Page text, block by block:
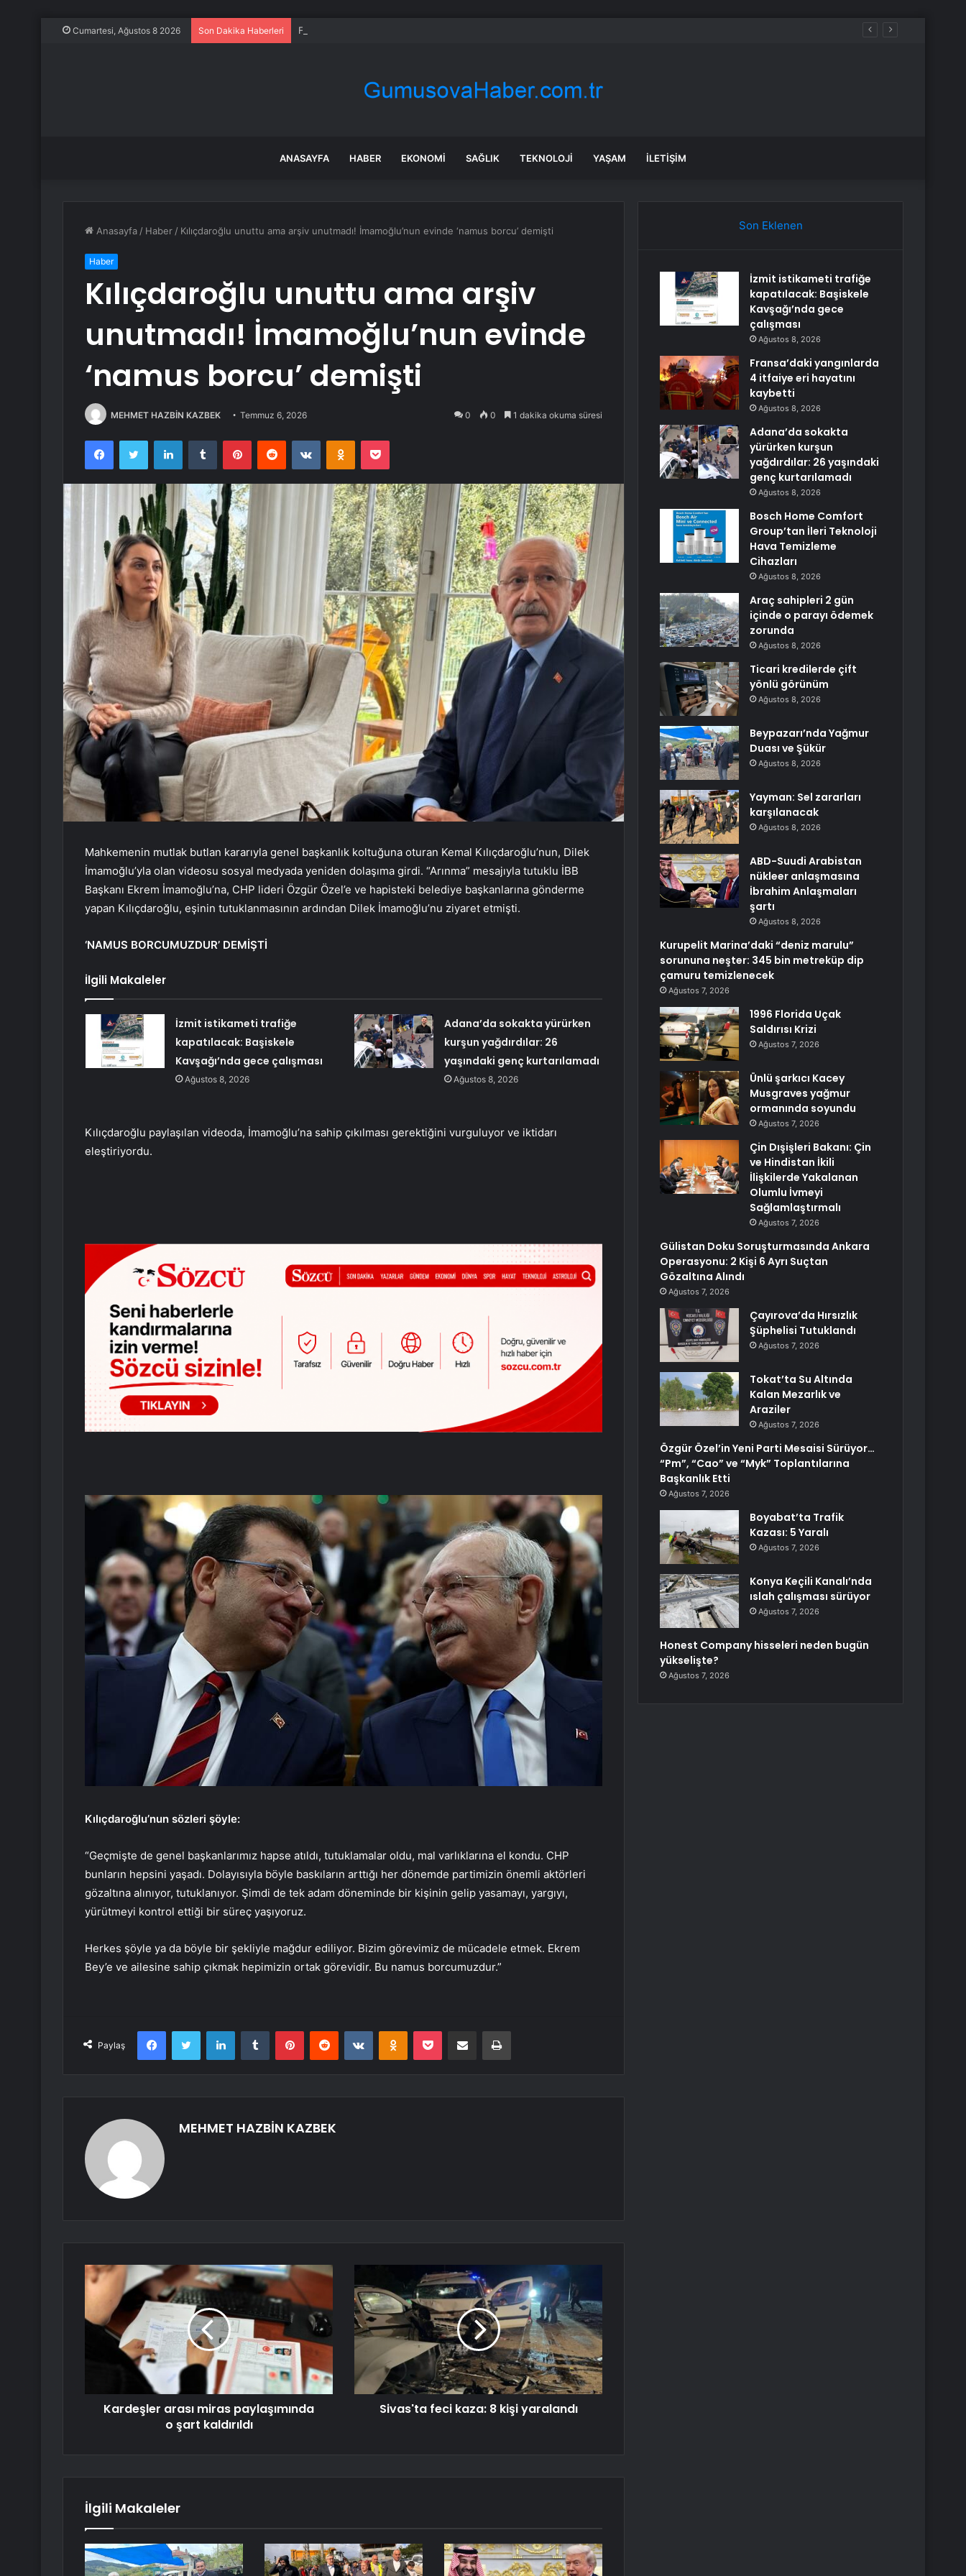
Cumartesi, Ağustos 8 2026 Son Dakika Haberleri Fransa’daki yangınlarda 4 itfaiye eri hayatını kaybetti
ANASAYFA HABER EKONOMI SAĞLIK TEKNOLOJI YAŞAM İLETIŞIM
Anasayfa / Haber / Kılıçdaroğlu unuttu ama arşiv unutmadı! İmamoğlu’nun evinde ‘namus borcu’ demişti
Haber
Kılıçdaroğlu unuttu ama arşiv
unutmadı! İmamoğlu’nun evinde
‘namus borcu’ demişti
MEHMET HAZBİN KAZBEK Temmuz 6, 2026 0 0 1 dakika okuma süresi
FacebookTwitter LinkedInTumblr PinterestReddit VKontakteOdnoklassniki
Pocket
Mahkemenin mutlak butlan kararıyla genel başkanlık koltuğuna oturan Kemal Kılıçdaroğlu’nun, Dilek
İmamoğlu’yla olan videosu sosyal medyada yeniden dolaşıma girdi. “Arınma” mesajıyla tutuklu İBB
Başkanı Ekrem İmamoğlu’na, CHP lideri Özgür Özel’e ve hapisteki belediye başkanlarına gönderme
yapan Kılıçdaroğlu, eşinin tutuklanmasının ardından Dilek İmamoğlu’nu ziyaret etmişti.
‘NAMUS BORCUMUZDUR’ DEMİŞTİ
İlgili Makaleler
İzmit istikameti trafiğe
kapatılacak: Başiskele
Kavşağı’nda gece çalışması
Ağustos 8, 2026
Adana’da sokakta yürürken
kurşun yağdırdılar: 26
yaşındaki genç kurtarılamadı
Ağustos 8, 2026
Kılıçdaroğlu paylaşılan videoda, İmamoğlu’na sahip çıkılması gerektiğini vurguluyor ve iktidarı
eleştiriyordu.
Kılıçdaroğlu’nun sözleri şöyle:
“Geçmişte de genel başkanlarımız hapse atıldı, tutuklamalar oldu, mal varlıklarına el kondu. CHP
bunların hepsini yaşadı. Dolayısıyla böyle baskıların arttığı her dönemde partimizin önemli aktörleri
gözaltına alınıyor, tutuklanıyor. Şimdi de tek adam döneminde bir kişinin gelip yasamayı, yargıyı,
yürütmeyi kontrol ettiği bir süreç yaşıyoruz.
Herkes şöyle ya da böyle bir şekliyle mağdur ediliyor. Bizim görevimiz de mücadele etmek. Ekrem
Bey’e ve ailesine sahip çıkmak hepimizin ortak görevidir. Bu namus borcumuzdur.”
Paylaş
FacebookTwitter LinkedInTumblr PinterestReddit VKontakteOdnoklassniki
Pocket E-Posta ile paylaş Yazdır
MEHMET HAZBİN KAZBEK
Kardeşler arası miras paylaşımında
o şart kaldırıldı
Sivas'ta feci kaza: 8 kişi yaralandı
İlgili Makaleler
Son Eklenen
İzmit istikameti trafiğe
kapatılacak: Başiskele
Kavşağı’nda gece
çalışması
Ağustos 8, 2026
Fransa’daki yangınlarda
4 itfaiye eri hayatını
kaybetti
Ağustos 8, 2026
Adana’da sokakta
yürürken kurşun
yağdırdılar: 26 yaşındaki
genç kurtarılamadı
Ağustos 8, 2026
Bosch Home Comfort
Group’tan İleri Teknoloji
Hava Temizleme
Cihazları
Ağustos 8, 2026
Araç sahipleri 2 gün
içinde o parayı ödemek
zorunda
Ağustos 8, 2026
Ticari kredilerde çift
yönlü görünüm
Ağustos 8, 2026
Beypazarı’nda Yağmur
Duası ve Şükür
Ağustos 8, 2026
Yayman: Sel zararları
karşılanacak
Ağustos 8, 2026
ABD-Suudi Arabistan
nükleer anlaşmasına
İbrahim Anlaşmaları
şartı
Ağustos 8, 2026
Kurupelit Marina’daki “deniz marulu”
sorununa neşter: 345 bin metreküp dip
çamuru temizlenecek
Ağustos 7, 2026
1996 Florida Uçak
Saldırısı Krizi
Ağustos 7, 2026
Ünlü şarkıcı Kacey
Musgraves yağmur
ormanında soyundu
Ağustos 7, 2026
Çin Dışişleri Bakanı: Çin
ve Hindistan İkili
İlişkilerde Yakalanan
Olumlu İvmeyi
Sağlamlaştırmalı
Ağustos 7, 2026
Gülistan Doku Soruşturmasında Ankara
Operasyonu: 2 Kişi 6 Ayrı Suçtan
Gözaltına Alındı
Ağustos 7, 2026
Çayırova’da Hırsızlık
Şüphelisi Tutuklandı
Ağustos 7, 2026
Tokat’ta Su Altında
Kalan Mezarlık ve
Araziler
Ağustos 7, 2026
Özgür Özel’in Yeni Parti Mesaisi Sürüyor…
“Pm”, “Cao” ve “Myk” Toplantılarına
Başkanlık Etti
Ağustos 7, 2026
Boyabat’ta Trafik
Kazası: 5 Yaralı
Ağustos 7, 2026
Konya Keçili Kanalı’nda
ıslah çalışması sürüyor
Ağustos 7, 2026
Honest Company hisseleri neden bugün
yükselişte?
Ağustos 7, 2026